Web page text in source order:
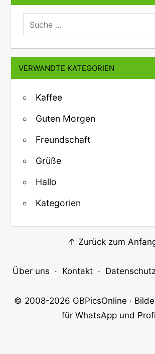
suche:
VERWANDTE KATEGORIEN
Kaffee
Guten Morgen
Freundschaft
Grüße
Hallo
Kategorien
↑ Zurück zum
Über uns · Kontakt·
© 2008-2026 GBPicsOnline ·
für WhatsApp und